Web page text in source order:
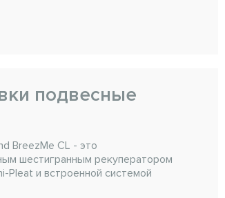
подвесные
BreezMe CL - это
шестигранным рекуператором
Pleat и встроенной системой